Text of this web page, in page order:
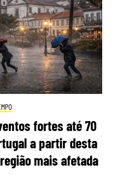
fortes até 70
a partir desta
mais afetada